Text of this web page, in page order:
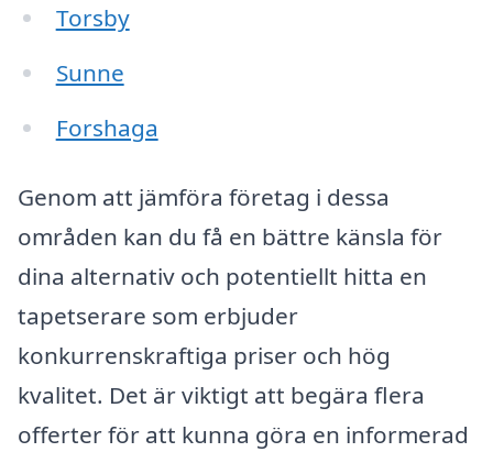
Torsby
Sunne
Forshaga
Genom att jämföra företag i dessa
områden kan du få en bättre känsla för
dina alternativ och potentiellt hitta en
tapetserare som erbjuder
konkurrenskraftiga priser och hög
kvalitet. Det är viktigt att begära flera
offerter för att kunna göra en informerad